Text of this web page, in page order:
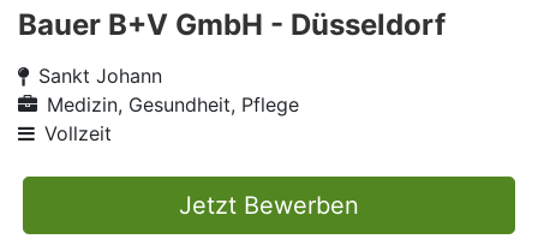
Bauer B+V GmbH - Düsseldorf
Sankt Johann
Medizin, Gesundheit, Pflege
Vollzeit
Jetzt Bewerben